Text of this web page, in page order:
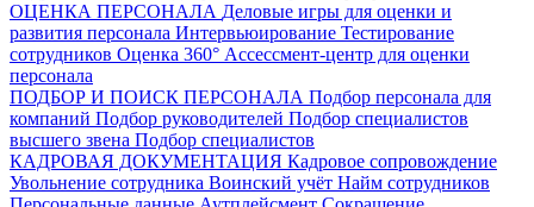
ОЦЕНКА ПЕРСОНАЛА Деловые игры для оценки и
развития персонала Интервьюирование Тестирование
сотрудников Оценка 360° Ассессмент-центр для оценки
персонала
ПОДБОР И ПОИСК ПЕРСОНАЛА Подбор персонала для
компаний Подбор руководителей Подбор специалистов
высшего звена Подбор специалистов
КАДРОВАЯ ДОКУМЕНТАЦИЯ Кадровое сопровождение
Увольнение сотрудника Воинский учёт Найм сотрудников